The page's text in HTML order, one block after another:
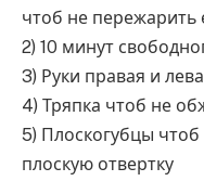
чтоб не пережарить
2) 10 минут
3) Руки правая и
4) Тряпка чтоб не
5) Плоскогубцы чтоб
плоскую отвертку